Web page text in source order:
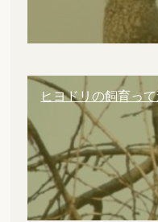
ヒヨドリの飼育っ